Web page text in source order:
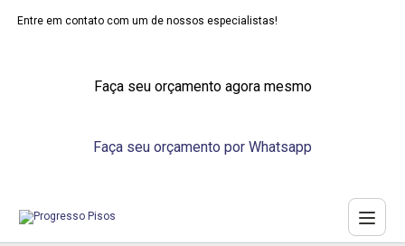
Entre em contato com um de nossos especialistas!
Faça seu orçamento agora mesmo
Faça seu orçamento por Whatsapp